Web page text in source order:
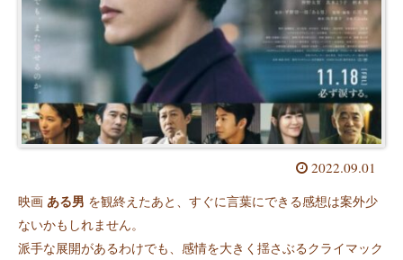
2022.09.01
映画 ある男 を観終えたあと、すぐに言葉にできる感想は案外少
ないかもしれません。
派手な展開があるわけでも、感情を大きく揺さぶるクライマック